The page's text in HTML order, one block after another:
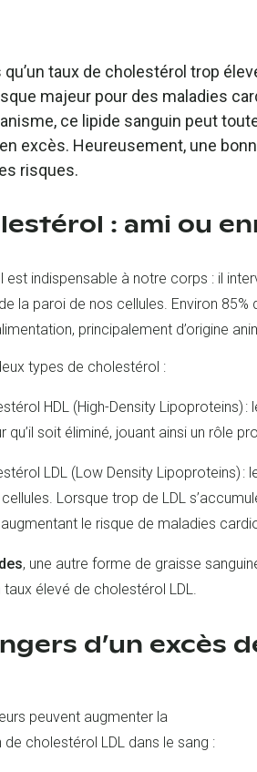
qu’un taux de cholestérol trop
majeur pour des maladies
ce lipide sanguin peut
en excès. Heureusement, une
risques.
: ami ou
est indispensable à notre corps : il
la paroi de nos cellules. Environ
principalement d’origine
types de cholestérol :
HDL (High-Density Lipoproteins)
qu’il soit éliminé, jouant ainsi un rôle
LDL (Low Density Lipoproteins) :
Lorsque trop de LDL
le risque de maladies
, une autre forme de graisse
taux élevé de cholestérol LDL.
d’un excès
peuvent augmenter la
cholestérol LDL dans le sang :